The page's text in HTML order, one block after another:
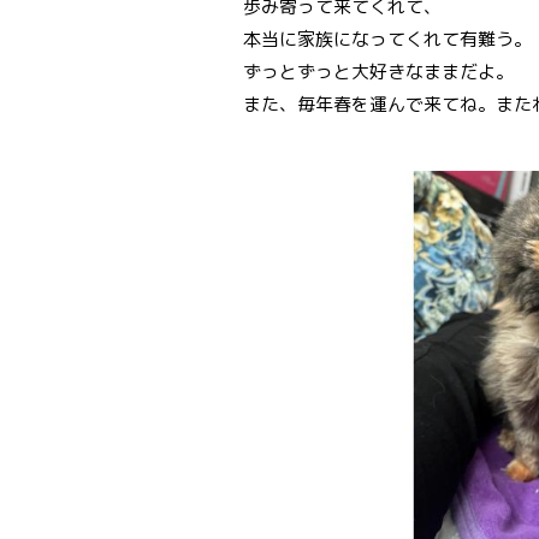
歩み寄って来てくれて、
本当に家族になってくれて有難う。
ずっとずっと大好きなままだよ。
また、毎年春を運んで来てね。また